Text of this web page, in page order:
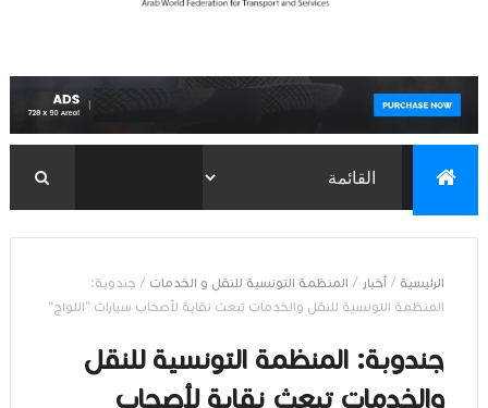
الرئيسية / أخبار / المنظمة التونسية للنقل و الخدمات / جندوبة:
المنظمة التونسية للنقل والخدمات تبعث نقابة لأصحاب سيارات "اللواج‎"
جندوبة: المنظمة التونسية للنقل
والخدمات تبعث نقابة لأصحاب